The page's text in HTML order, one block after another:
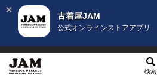
古着屋JAM
公式オンラインストアアプリ
検索